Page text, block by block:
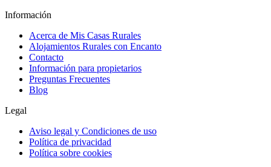
Información
Acerca de Mis Casas Rurales
Alojamientos Rurales con Encanto
Contacto
Información para propietarios
Preguntas Frecuentes
Blog
Legal
Aviso legal y Condiciones de uso
Política de privacidad
Política sobre cookies